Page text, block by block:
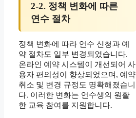
2-2. 정책 변화에 따른
연수 절차
정책 변화에 따라 연수 신청과 예
약 절차도 일부 변경되었습니다.
온라인 예약 시스템이 개선되어 사
용자 편의성이 향상되었으며, 예약
취소 및 변경 규정도 명확해졌습니
다. 이러한 변화는 연수생의 원활
한 교육 참여를 지원합니다.